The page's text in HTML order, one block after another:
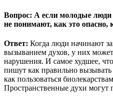
Вопрос: А если молодые
не понимают, как это опасно,
Ответ: Когда люди начинают
вызыванием духов, у них может
нарушения. И самое худшее,
пишут как правильно
как пользоваться
Пространственные духи могут